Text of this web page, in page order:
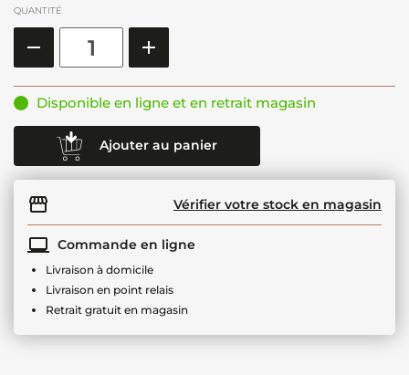
QUANTITÉ
Disponible en ligne et en retrait magasin
Ajouter au panier
Vérifier votre stock en magasin
Commande en ligne
Livraison à domicile
Livraison en point relais
Retrait gratuit en magasin